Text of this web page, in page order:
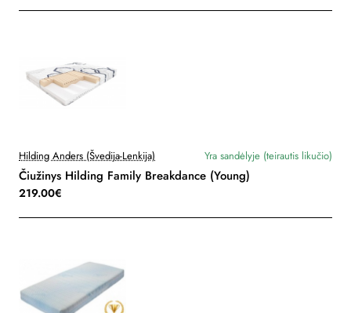
Hilding Anders (Švedija-Lenkija) Yra sandėlyje (teirautis likučio)
Čiužinys Hilding Family Breakdance (Young)
219.00€